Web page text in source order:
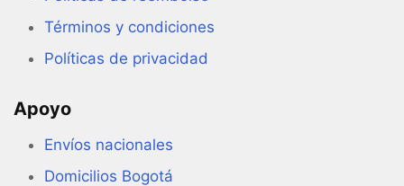
Términos y condiciones
Políticas de privacidad
Apoyo
Envíos nacionales
Domicilios Bogotá